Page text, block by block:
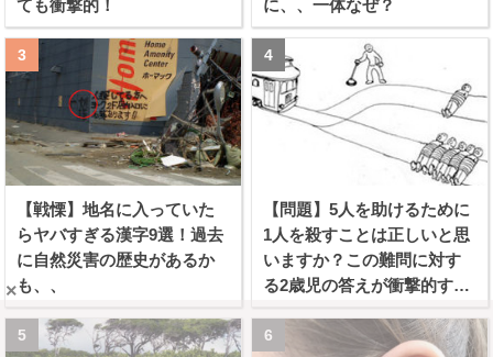
ても衝撃的！
に、、一体なぜ？
【戦慄】地名に入っていた
らヤバすぎる漢字9選！過去
に自然災害の歴史があるか
も、、
【問題】5人を助けるために
1人を殺すことは正しいと思
いますか？この難問に対す
る2歳児の答えが衝撃的すぎ
×